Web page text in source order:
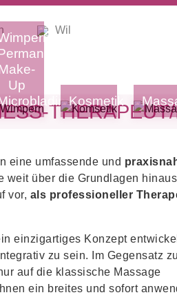
Wil
Up
Kosmetik
eine umfassende und
weit über die Grundlagen
vor, als professioneller
einzigartiges Konzept
zu sein. Im Gegensatz
auf die klassische Massage
ein breites und sofort